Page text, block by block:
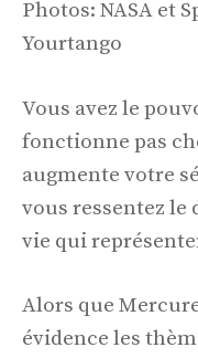
Photos: NASA et
Yourtango
Vous avez le
fonctionne pas
augmente votre
vous ressentez le
vie qui
Alors que
évidence les